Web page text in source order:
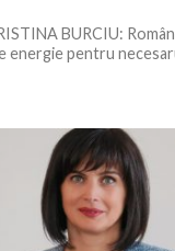
BURCIU:
energie pentru